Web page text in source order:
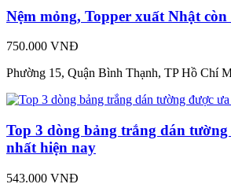
Nệm mỏng, Topper xuất Nhật còn
750.000 VNĐ
Phường 15, Quận Bình Thạnh, TP Hồ Chí
Top 3 dòng bảng trắng dán
nhất hiện nay
543.000 VNĐ